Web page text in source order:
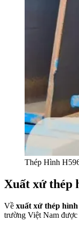
Thép Hình
Xuất xứ thép
Về xuất xứ thép hình
trường Việt Nam được